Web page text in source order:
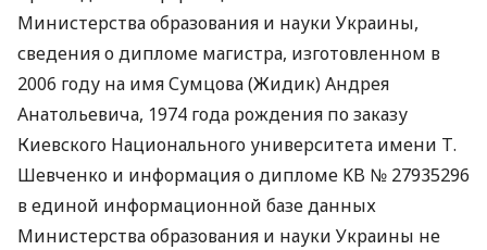
Министерства образования и науки Украины,
сведения о дипломе магистра, изготовленном в
2006 году на имя Сумцова (Жидик) Андрея
Анатольевича, 1974 года рождения по заказу
Киевского Национального университета имени Т.
Шевченко и информация о дипломе KB № 27935296
в единой информационной базе данных
Министерства образования и науки Украины не